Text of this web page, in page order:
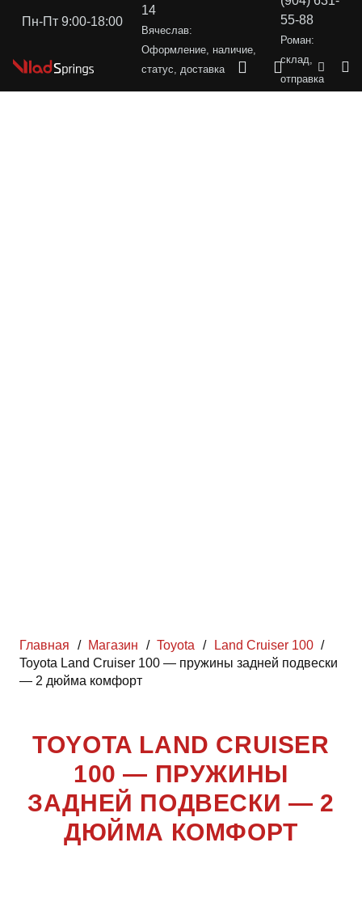
Пн-Пт 9:00-18:00
14
Вячеслав:
Оформление, наличие,
статус, доставка
55-88
Роман:
склад,
отправка
Главная / Магазин / Toyota / Land Cruiser 100 /
Toyota Land Cruiser 100 — пружины задней подвески
— 2 дюйма комфорт
TOYOTA LAND CRUISER
100 — ПРУЖИНЫ
ЗАДНЕЙ ПОДВЕСКИ — 2
ДЮЙМА КОМФОРТ